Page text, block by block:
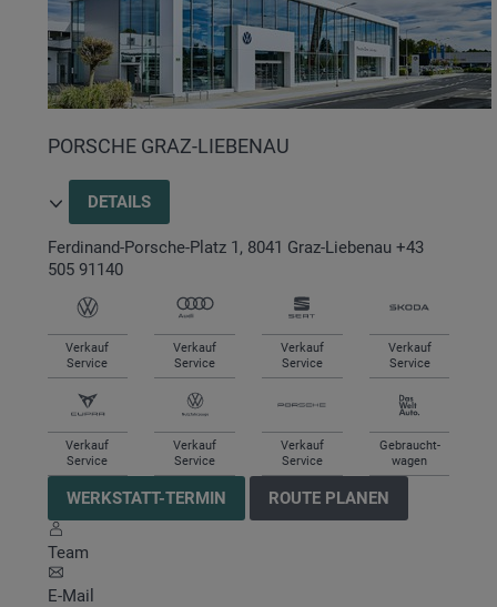
PORSCHE GRAZ-LIEBENAU
DETAILS
Ferdinand-Porsche-Platz 1, 8041 Graz-Liebenau +43
505 91140
Verkauf
Service
Verkauf
Service
Verkauf
Service
Verkauf
Service
Verkauf
Service
Verkauf
Service
Verkauf
Service
Gebraucht-
wagen
WERKSTATT-TERMIN ROUTE PLANEN
Team
E-Mail